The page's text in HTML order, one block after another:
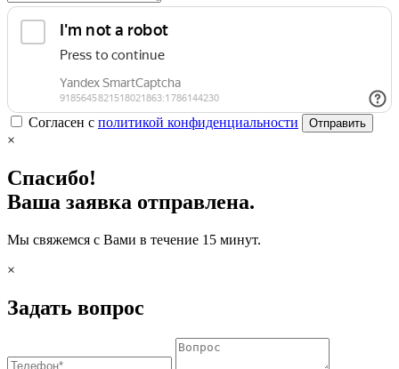
Согласен с политикой конфиденциальности Отправить
×
Спасибо!
Ваша заявка отправлена.
Мы свяжемся с Вами в течение 15 минут.
×
Задать вопрос